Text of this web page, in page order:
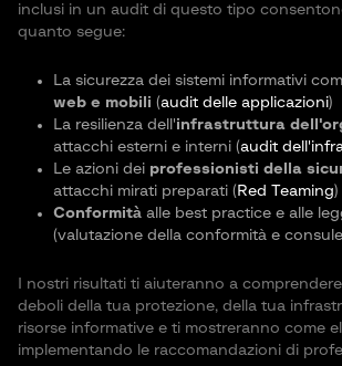
inclusi in un audit di questo tipo
quanto segue:
La sicurezza dei sistemi informativi
web e mobili (audit delle applicazioni)
La resilienza dell'infrastruttura
attacchi esterni e interni (audit
Le azioni dei professionisti della
attacchi mirati preparati ( Red Teaming)
Conformità alle best practice e alle
(valutazione della conformità e
I nostri risultati ti aiuteranno a
deboli della tua protezione, della tua
risorse informative e ti mostreranno come
implementando le raccomandazioni di